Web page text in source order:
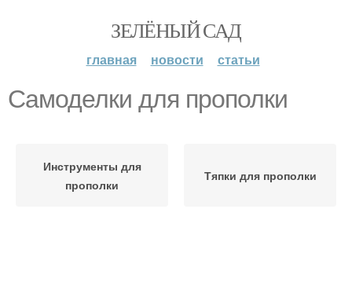
ЗЕЛЁНЫЙ САД
главная новости статьи
Самоделки для прополки
Инструменты для
прополки
Тяпки для прополки